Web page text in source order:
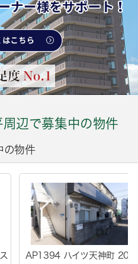
辺で募集中の物件
の物件
AP1394 ハイツ天神町 202